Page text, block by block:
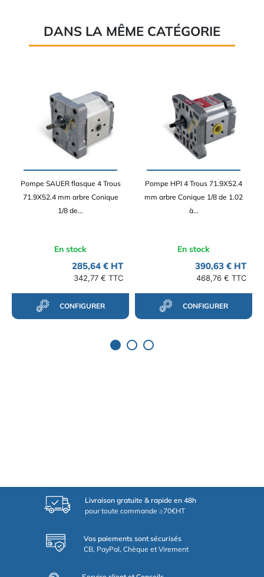
DANS LA MÊME CATÉGORIE
Pompe SAUER flasque 4 Trous
71.9X52.4 mm arbre Conique
1/8 de...
En stock
285,64 € HT
342,77 € TTC
CONFIGURER
Pompe HPI 4 Trous 71.9X52.4
mm arbre Conique 1/8 de 1.02
à...
En stock
390,63 € HT
468,76 € TTC
CONFIGURER
Livraison gratuite & rapide en 48h
pour toute commande ≥70€HT
Vos paiements sont sécurisés
CB, PayPal, Chèque et Virement